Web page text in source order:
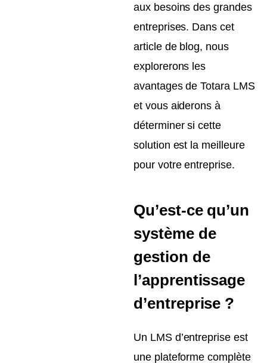
aux besoins des grandes
entreprises. Dans cet
article de blog, nous
explorerons les
avantages de Totara LMS
et vous aiderons à
déterminer si cette
solution est la meilleure
pour votre entreprise.
Qu’est-ce qu’un
système de
gestion de
l’apprentissage
d’entreprise ?
Un LMS d’entreprise est
une plateforme complète